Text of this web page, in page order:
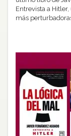
Entrevista a
más